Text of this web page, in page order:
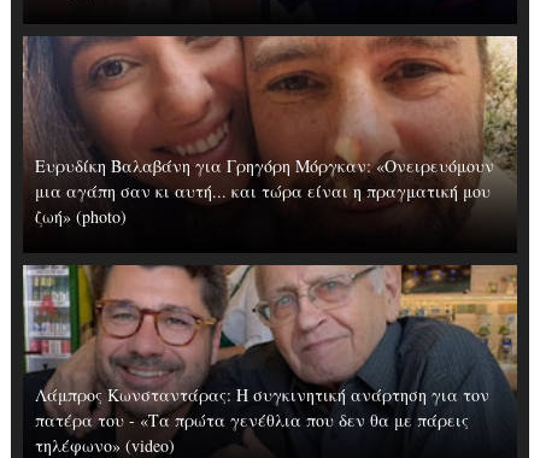
Ευρυδίκη Βαλαβάνη για Γρηγόρη Μόργκαν: «Oνειρευόμουν
μια αγάπη σαν κι αυτή... και τώρα είναι η πραγματική μου
ζωή» (photo)
Λάμπρος Κωνσταντάρας: H συγκινητική ανάρτηση για τον
πατέρα του - «Τα πρώτα γενέθλια που δεν θα με πάρεις
τηλέφωνο» (video)